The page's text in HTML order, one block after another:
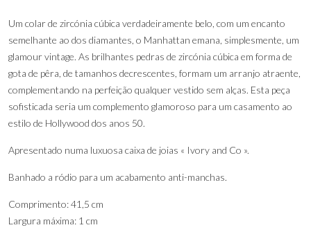
Um colar de zircónia cúbica verdadeiramente belo, com um encanto
semelhante ao dos diamantes, o Manhattan emana, simplesmente, um
glamour vintage. As brilhantes pedras de zircónia cúbica em forma de
gota de pêra, de tamanhos decrescentes, formam um arranjo atraente,
complementando na perfeição qualquer vestido sem alças. Esta peça
sofisticada seria um complemento glamoroso para um casamento ao
estilo de Hollywood dos anos 50.
Apresentado numa luxuosa caixa de joias « Ivory and Co ».
Banhado a ródio para um acabamento anti-manchas.
Comprimento: 41,5 cm
Largura máxima: 1 cm